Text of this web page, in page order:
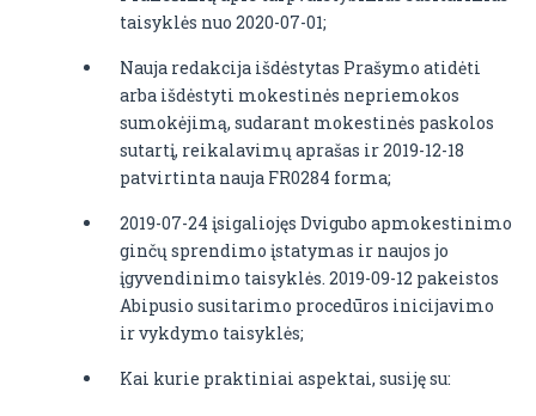
taisyklės nuo 2020-07-01;
Nauja redakcija išdėstytas Prašymo atidėti
arba išdėstyti mokestinės nepriemokos
sumokėjimą, sudarant mokestinės paskolos
sutartį, reikalavimų aprašas ir 2019-12-18
patvirtinta nauja FR0284 forma;
2019-07-24 įsigaliojęs Dvigubo apmokestinimo
ginčų sprendimo įstatymas ir naujos jo
įgyvendinimo taisyklės. 2019-09-12 pakeistos
Abipusio susitarimo procedūros inicijavimo
ir vykdymo taisyklės;
Kai kurie praktiniai aspektai, susiję su: